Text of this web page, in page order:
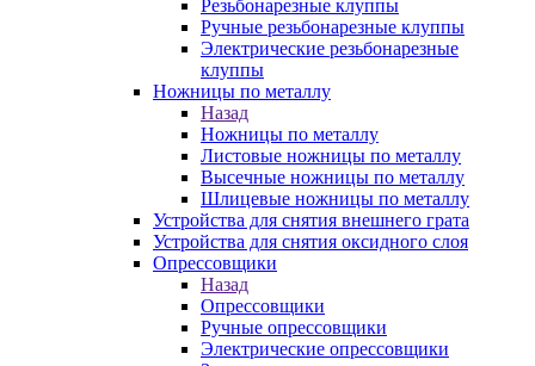
Резьбонарезные клуппы
Ручные резьбонарезные клуппы
Электрические резьбонарезные
клуппы
Ножницы по металлу
Назад
Ножницы по металлу
Листовые ножницы по металлу
Высечные ножницы по металлу
Шлицевые ножницы по металлу
Устройства для снятия внешнего грата
Устройства для снятия оксидного слоя
Опрессовщики
Назад
Опрессовщики
Ручные опрессовщики
Электрические опрессовщики